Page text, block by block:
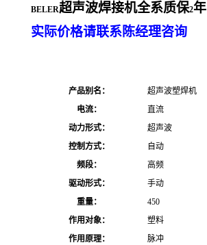
BELER超声波焊接机全系质保2年
实际价格请联系陈经理咨询
产品别名：
超声波塑焊机
电流：
直流
动力形式：
超声波
控制方式：
自动
频段：
高频
驱动形式：
手动
重量：
450
作用对象：
塑料
作用原理：
脉冲